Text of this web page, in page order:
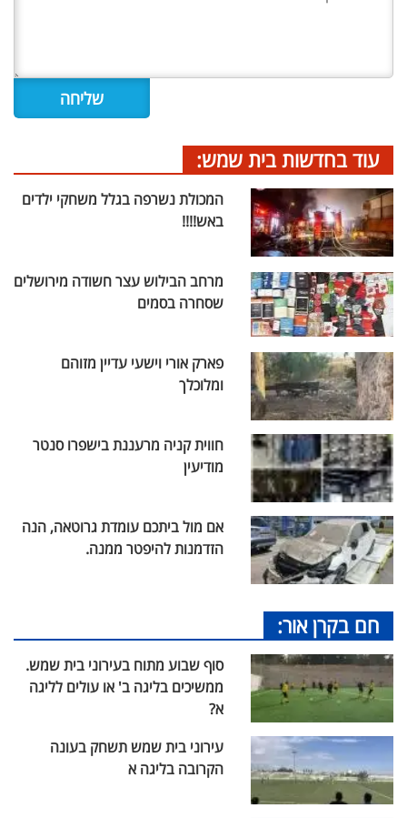
עוד בחדשות בית שמש:
המכולת נשרפה בגלל משחקי ילדים
באש!!!!
מרחב הבילוש עצר חשודה מירושלים
שסחרה בסמים
פארק אורי וישעי עדיין מזוהם
ומלוכלך
חווית קניה מרעננת בישפרו סנטר
מודיעין
אם מול ביתכם עומדת גרוטאה, הנה
הזדמנות להיפטר ממנה.
חם בקרן אור:
סוף שבוע מתוח בעירוני בית שמש.
ממשיכים בליגה ב' או עולים לליגה
א?
עירוני בית שמש תשחק בעונה
הקרובה בליגה א